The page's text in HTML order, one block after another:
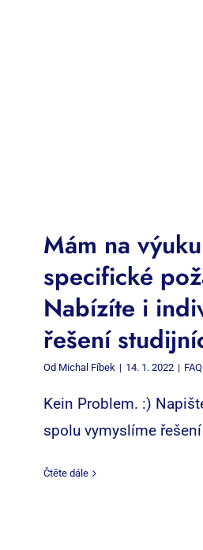
Mám na výuku
specifické
Nabízíte i
řešení
Od Michal Fíbek | 14. 1. 2022 |
Kein Problem. :)
spolu vymyslíme řešení
Čtěte dále